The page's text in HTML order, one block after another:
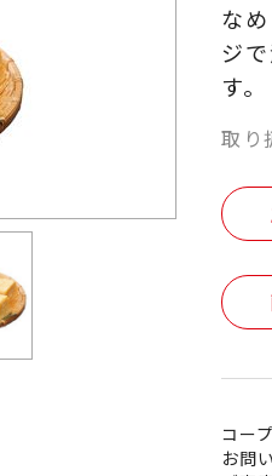
な
ジ
す。
取り
コー
お問